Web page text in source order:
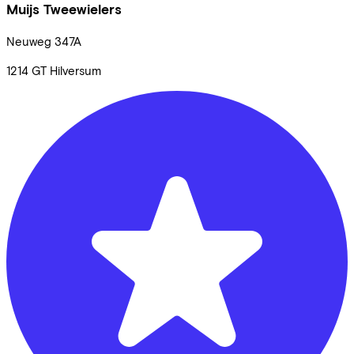
Muijs Tweewielers
Neuweg 347A
1214 GT Hilversum